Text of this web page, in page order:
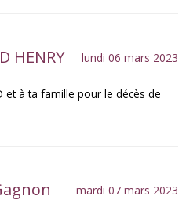
HENRY lundi 06 mars 2023
et à ta famille pour le décès de
mardi 07 mars 2023